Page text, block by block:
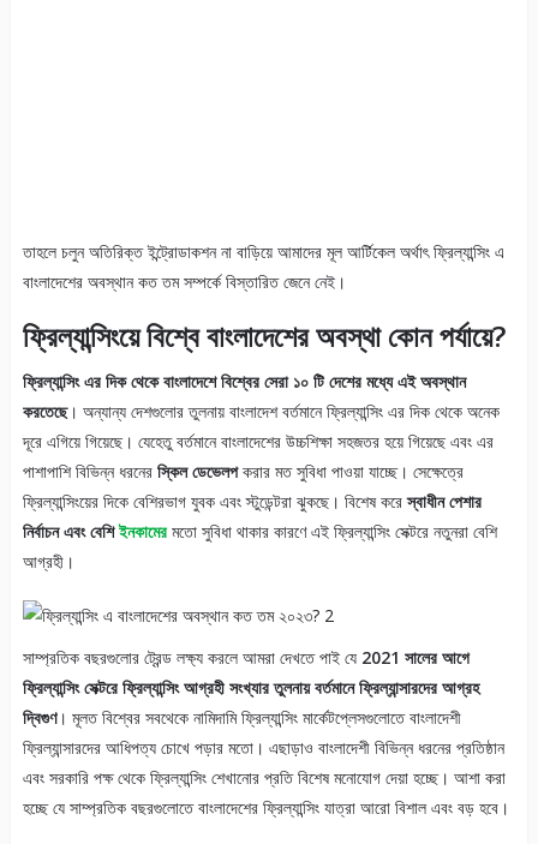
তাহলে চলুন অতিরিক্ত ইন্ট্রোডাকশন না বাড়িয়ে আমাদের মূল আর্টিকেল অর্থাৎ ফ্রিল্যান্সিং এ
বাংলাদেশের অবস্থান কত তম সম্পর্কে বিস্তারিত জেনে নেই।
ফ্রিল্যান্সিংয়ে বিশ্বে বাংলাদেশের অবস্থা কোন পর্যায়ে?
ফ্রিল্যান্সিং এর দিক থেকে বাংলাদেশে বিশ্বের সেরা ১০ টি দেশের মধ্যে এই অবস্থান
করতেছে। অন্যান্য দেশগুলোর তুলনায় বাংলাদেশ বর্তমানে ফ্রিল্যান্সিং এর দিক থেকে অনেক
দূরে এগিয়ে গিয়েছে। যেহেতু বর্তমানে বাংলাদেশের উচ্চশিক্ষা সহজতর হয়ে গিয়েছে এবং এর
পাশাপাশি বিভিন্ন ধরনের স্কিল ডেভেলপকরার মত সুবিধা পাওয়া যাচ্ছে। সেক্ষেত্রে
ফ্রিল্যান্সিংয়ের দিকে বেশিরভাগ যুবক এবং স্টুডেন্টরা ঝুকছে। বিশেষ করেস্বাধীন পেশার
নির্বাচন এবং বেশিইনকামেরমতো সুবিধা থাকার কারণে এই ফ্রিল্যান্সিং সেক্টরে নতুনরা বেশি
আগ্রহী।
সাম্প্রতিক বছরগুলোর ট্রেন্ড লক্ষ্য করলে আমরা দেখতে পাই যে 2021 সালের আগে
ফ্রিল্যান্সিং সেক্টরে ফ্রিল্যান্সিং আগ্রহী সংখ্যার তুলনায় বর্তমানে ফ্রিল্যান্সারদের আগ্রহ
দ্বিগুণ। মূলত বিশ্বের সবথেকে নামিদামি ফ্রিল্যান্সিং মার্কেটপ্লেসগুলোতে বাংলাদেশী
ফ্রিল্যান্সারদের আধিপত্য চোখে পড়ার মতো। এছাড়াও বাংলাদেশী বিভিন্ন ধরনের প্রতিষ্ঠান
এবং সরকারি পক্ষ থেকে ফ্রিল্যান্সিং শেখানোর প্রতি বিশেষ মনোযোগ দেয়া হচ্ছে। আশা করা
হচ্ছে যে সাম্প্রতিক বছরগুলোতে বাংলাদেশের ফ্রিল্যান্সিং যাত্রা আরো বিশাল এবং বড় হবে।